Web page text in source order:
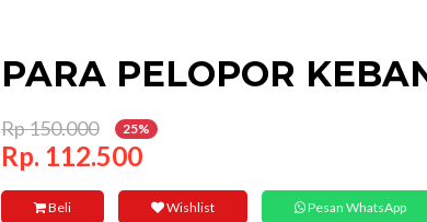
PARA PELOPOR
Rp 150.000 25%
Rp. 112.500
Beli Wishlist Pesan WhatsApp